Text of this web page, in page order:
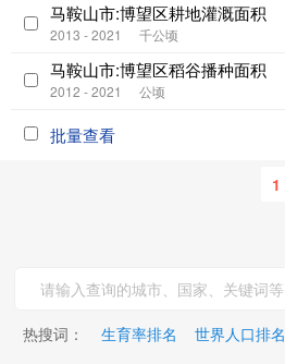
马鞍山市:博望区耕地灌溉面积
2013 - 2021 千公顷
马鞍山市:博望区稻谷播种面积
2012 - 2021 公顷
批量查看
1
热搜词： 生育率排名 世界人口排名